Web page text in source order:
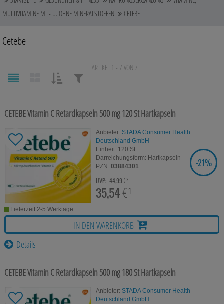
Auge, Ohr, Nase & Mund
Blase, Niere & Urogenitaltrakt
Erkältungskrankheiten
Herz, Kreislauf & Gefäße
Magen/Darm & Leber/Galle
Schmerzen
Für Kinder
Für Ihn
Schwangerschaft & Stillzeit
Homöopathie, Schüsslersalze & Bachblüten Original
Raucherentwöhnung
MULTIVITAMINE MIT- U. OHNE MINERALSTOFFEN
CETEBE
Cetebe
ARTIKEL 1 - 7 VON 7
CETEBE Vitamin C Retardkapseln 500 mg120 StHartkapseln
Anbieter: STADA Consumer Health
Deutschland GmbH
Einheit: 120 St
Darreichungsform: Hartkapseln
PZN: 03884301
UVP: 44,99€³
35,54€¹
SIE SPAREN
-21%
Lieferzeit 2-5 Werktage
IN DEN WARENKORB
Details
CETEBE Vitamin C Retardkapseln 500 mg180 StHartkapseln
Anbieter: STADA Consumer Health
Deutschland GmbH